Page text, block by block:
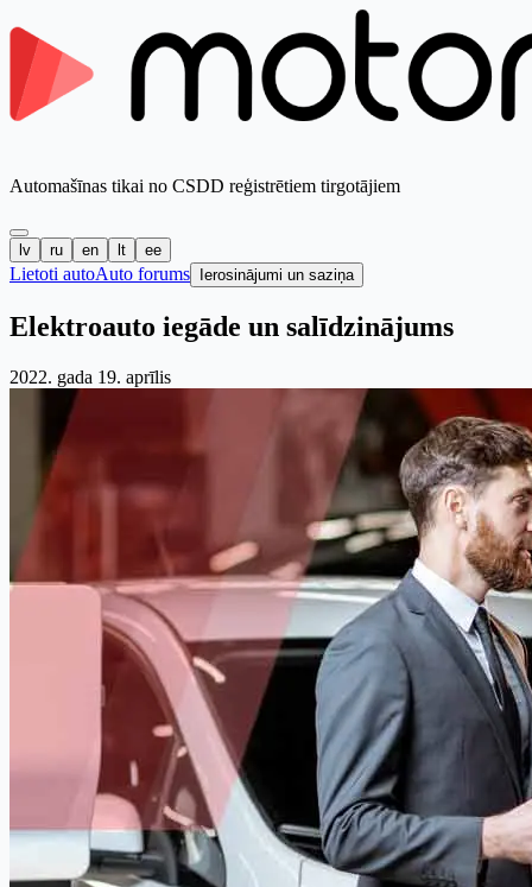
Automašīnas tikai no CSDD reģistrētiem tirgotājiem
lv ru en lt ee
Lietoti autoAuto forums Ierosinājumi un saziņa
Elektroauto iegāde un salīdzinājums
2022. gada 19. aprīlis